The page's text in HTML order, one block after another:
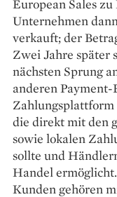
European Sales
Unternehmen
verkauft; der
Zwei Jahre später
nächsten Sprung
anderen
die ­direkt mit den
sowie ­lokalen
sollte und
Handel
Kunden gehören